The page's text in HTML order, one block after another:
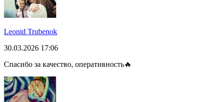
Leonid Trubenok
30.03.2026 17:06
Спасибо за качество, оперативность🔥